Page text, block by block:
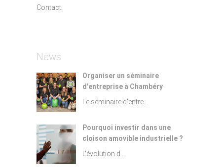
Contact
News
Organiser un séminaire
d'entreprise à Chambéry
Le séminaire d’entre...
Pourquoi investir dans une
cloison amovible industrielle ?
L'évolution d...